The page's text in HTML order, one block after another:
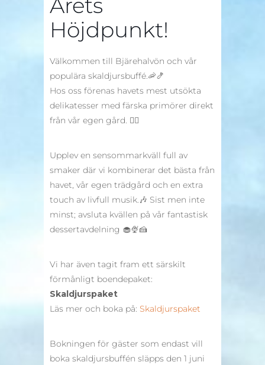
Årets
Höjdpunkt!
Välkommen till Bjärehalvön och vår
populära skaldjursbuffé.🦐🍤
Hos oss förenas havets mest utsökta
delikatesser med färska primörer direkt
från vår egen gård. 👌🏻
Upplev en sensommarkväll full av
smaker där vi kombinerar det bästa från
havet, vår egen trädgård och en extra
touch av livfull musik.🎶 Sist men inte
minst; avsluta kvällen på vår fantastisk
dessertavdelning 🧁🍨🍰
Vi har även tagit fram ett särskilt
förmånligt boendepaket:
Skaldjurspaket
Läs mer och boka på: Skaldjurspaket
Bokningen för gäster som endast vill
boka skaldjursbuffén släpps den 1 juni